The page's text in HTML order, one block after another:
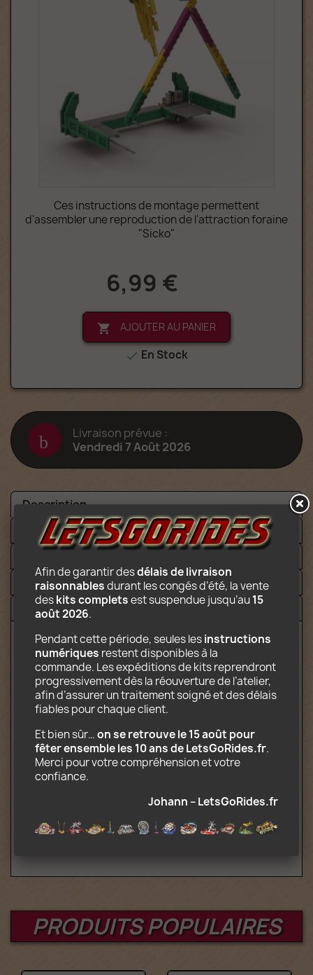
Ces instructions de montage permettent
d'assembler une reproduction de l'attraction foraine
"Sicko"
6,99 €
 AJOUTER AU PANIER
 En Stock
Livraison prévue :
Vendredi 7 Août 2026
Description
Détails
Video
Avis (1)
Contenu électronique téléchargeable
incluant :
Instructions de montage au format PDF
Décors prêts à imprimer au format JPG
Liste des pièces nécessaires à la
construction
Indications permettant de replier
l'attraction sur camion
Attention : Vous achetez des instructions
de montage. Pour ce prix, les pièces Lego
ne sont évidemment pas fournies.
PRODUITS POPULAIRES
Afin de garantir des délais de livraison
raisonnables durant les congés d’été, la vente
des kits complets est suspendue jusqu’au 15
août 2026.
Pendant cette période, seules les instructions
numériques restent disponibles à la
commande. Les expéditions de kits reprendront
progressivement dès la réouverture de l’atelier,
afin d’assurer un traitement soigné et des délais
fiables pour chaque client.
Et bien sûr… on se retrouve le 15 août pour
fêter ensemble les 10 ans de LetsGoRides.fr.
Merci pour votre compréhension et votre
confiance.
Johann – LetsGoRides.fr